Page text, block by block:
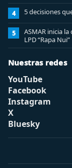
4 5 decisiones
5
ASMAR inicia
LPD “Rapa Nui”
Nuestras redes
YouTube
Facebook
Instagram
X
Bluesky